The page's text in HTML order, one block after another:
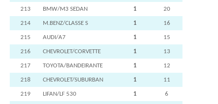
213 BMW/M3 SEDAN 1 20
214 M.BENZ/CLASSE S 1 16
215 AUDI/A7 1 15
216 CHEVROLET/CORVETTE 1 13
217 TOYOTA/BANDEIRANTE 1 12
218 CHEVROLET/SUBURBAN 1 11
219 LIFAN/LF 530 1 6